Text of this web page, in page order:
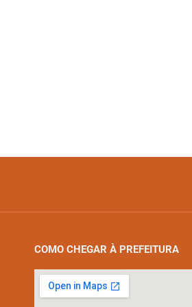
COMO CHEGAR À PREFEITURA